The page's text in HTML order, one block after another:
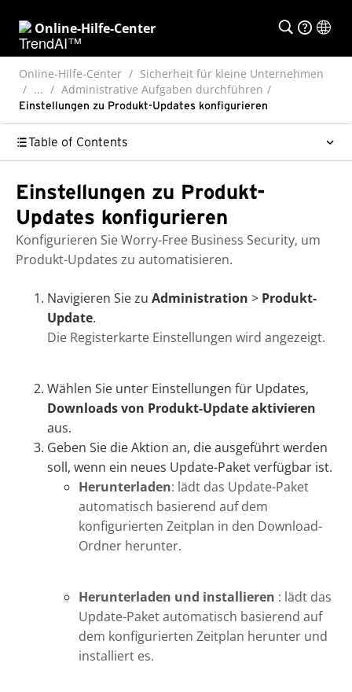
Online-Hilfe-Center
Online-Hilfe-Center
Sicherheit für kleine Unternehmen
...
Administrative Aufgaben durchführen
Einstellungen zu Produkt-Updates konfigurieren
Table of Contents
Einstellungen zu Produkt-
Updates konfigurieren
Konfigurieren SieWorry-Free Business Security, um
Produkt-Updates zu automatisieren.
Navigieren Sie zu Administration > Produkt-
Update.
Die Registerkarte Einstellungen wird angezeigt.
Wählen Sie unter Einstellungen für Updates,
Downloads von Produkt-Update aktivieren
aus.
Geben Sie die Aktion an, die ausgeführt werden
soll, wenn ein neues Update-Paket verfügbar ist.
Herunterladen: lädt das Update-Paket
automatisch basierend auf dem
konfigurierten Zeitplan in den Download-
Ordner herunter.
Herunterladen und installieren : lädt das
Update-Paket automatisch basierend auf
dem konfigurierten Zeitplan herunter und
installiert es.